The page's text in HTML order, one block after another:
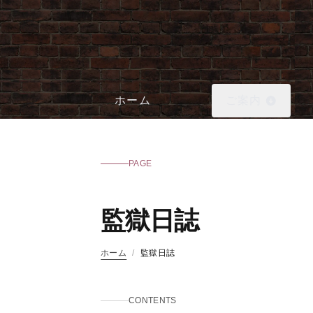
ホーム
PAGE
監獄日誌
ホーム / 監獄日誌
CONTENTS